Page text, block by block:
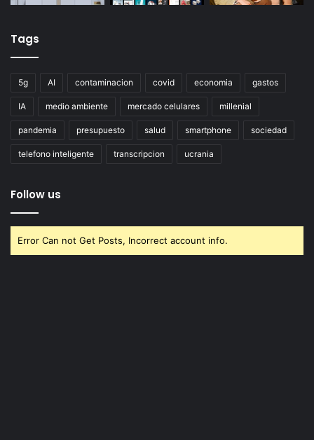
Tags
5g AI contaminacion covid economia gastos
IA medio ambiente mercado celulares millenial
pandemia presupuesto salud smartphone sociedad
telefono inteligente transcripcion ucrania
Follow us
Error Can not Get Posts, Incorrect account info.